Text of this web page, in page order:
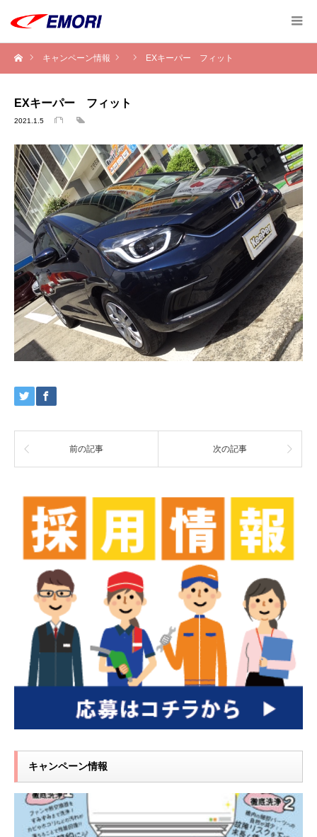
キャンペーン情報 EXキーパー フィット
EXキーパー フィット
2021.1.5
前の記事 次の記事
キャンペーン情報